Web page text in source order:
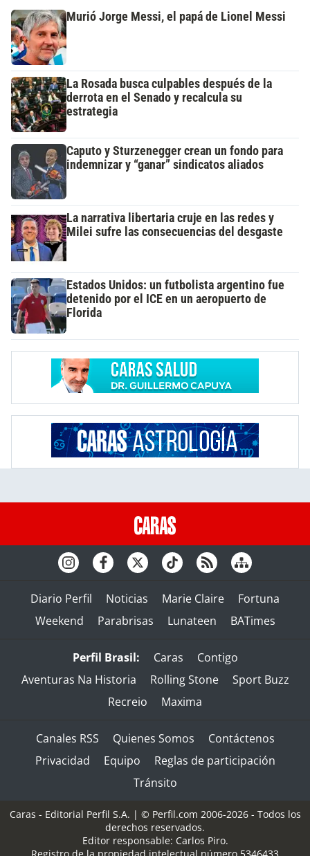
Murió Jorge Messi, el papá de Lionel Messi
La Rosada busca culpables después de la
derrota en el Senado y recalcula su
estrategia
Caputo y Sturzenegger crean un fondo para
indemnizar y “ganar” sindicatos aliados
La narrativa libertaria cruje en las redes y
Milei sufre las consecuencias del desgaste
Estados Unidos: un futbolista argentino fue
detenido por el ICE en un aeropuerto de
Florida
Diario Perfil Noticias Marie Claire
Fortuna
Weekend
Parabrisas Lunateen BATimes
Perfil Brasil: Caras
Contigo
Aventuras Na Historia
Rolling Stone
Sport Buzz
Recreio
Maxima
Canales RSS Quienes Somos
Contáctenos
Privacidad
Equipo
Reglas de participación
Tránsito
Caras - Editorial Perfil S.A. | © Perfil.com 2006-2026 - Todos los
derechos reservados.
Editor responsable: Carlos Piro.